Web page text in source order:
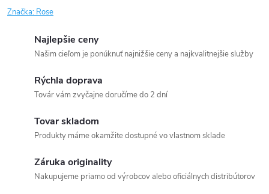
Značka: Rose
Najlepšie ceny
Našim cieľom je ponúknuť najnižšie ceny a najkvalitnejšie služby
Rýchla doprava
Továr vám zvyčajne doručíme do 2 dní
Tovar skladom
Produkty máme okamžite dostupné vo vlastnom sklade
Záruka originality
Nakupujeme priamo od výrobcov alebo oficiálnych distribútorov